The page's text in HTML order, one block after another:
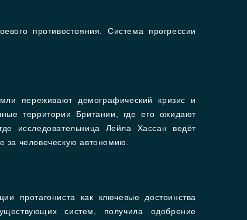
противостояния. Система прогрессии
переживают демографический кризис и
территории Британии, где его ожидают
исследовательница Лейла Хассан ведёт
за человеческую автономию.
протагониста как ключевые достоинства
систем, получила одобрение